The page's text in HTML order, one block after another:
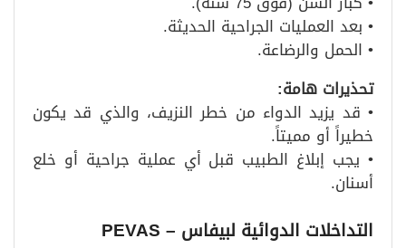
• بعد العمليات الجراحية الحديثة.
• الحمل والرضاعة.
تحذيرات هامة:
• قد يزيد الدواء من خطر النزيف، والذي قد يكون
خطيراً أو مميتاً.
• يجب إبلاغ الطبيب قبل أي عملية جراحية أو خلع
أسنان.
التداخلات الدوائية لبيفاس – PEVAS